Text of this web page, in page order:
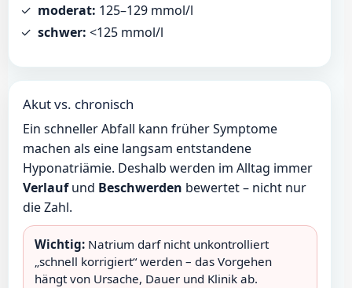
moderat: 125–129 mmol/l
schwer: <125 mmol/l
Akut vs. chronisch
Ein schneller Abfall kann früher Symptome
machen als eine langsam entstandene
Hyponatriämie. Deshalb werden im Alltag immer
Verlaufund Beschwerden bewertet – nicht nur
die Zahl.
Wichtig: Natrium darf nicht unkontrolliert
„schnell korrigiert“ werden – das Vorgehen
hängt von Ursache, Dauer und Klinik ab.